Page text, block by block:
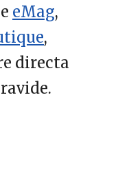
eMag,
,
directa